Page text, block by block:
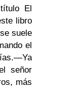
El
libro
suele
el
—Ya
señor
más